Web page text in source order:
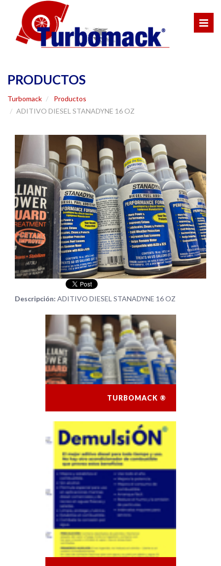
PRODUCTOS
Turbomack
Productos
ADITIVO DIESEL STANADYNE 16 OZ
Descripción: ADITIVO DIESEL STANADYNE 16 OZ
TURBOMACK ®